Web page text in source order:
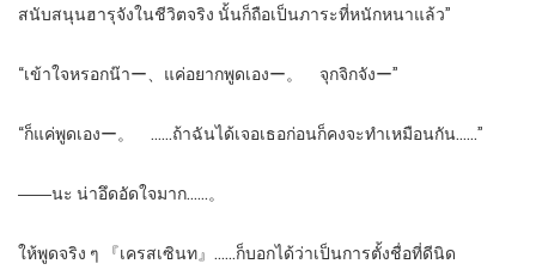
สนับสนุนฮารุจังในชีวิตจริง นั้นก็ถือเป็นภาระที่หนักหนาแล้ว”
“เข้าใจหรอกน๊าー、แค่อยากพูดเองー。 จุกจิกจังー”
“ก็แค่พูดเองー。 ……ถ้าฉันได้เจอเธอก่อนก็คงจะทำเหมือนกัน……”
――นะ น่าอึดอัดใจมาก……。
ให้พูดจริง ๆ 『เครสเซินท』……ก็บอกได้ว่าเป็นการตั้งชื่อที่ดีนิด